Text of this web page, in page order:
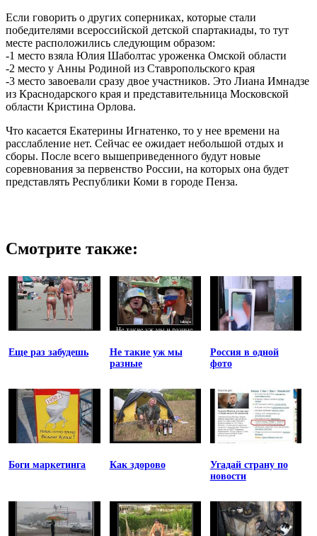
Если говорить о других соперниках, которые стали
победителями всероссийской детской спартакиады, то тут
месте расположились следующим образом:
-1 место взяла Юлия Шаболтас уроженка Омской области
-2 место у Анны Родиной из Ставропольского края
-3 место завоевали сразу двое участников. Это Лиана Имнадзе
из Краснодарского края и представительница Московской
области Кристина Орлова.
Что касается Екатерины Игнатенко, то у нее времени на
расслабление нет. Сейчас ее ожидает небольшой отдых и
сборы. После всего вышеприведенного будут новые
соревнования за первенство России, на которых она будет
представлять Республики Коми в городе Пенза.
Смотрите также:
Еще раз забудешь
Не такие уж мы
разные
Россия в одной
фото
Боги маркетинга Как здорово
Угадай страну по
новости